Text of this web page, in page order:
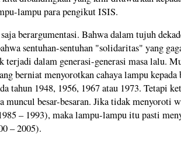
lampu para pengikut ISIS.
berargumentasi. Bahwa dalam tujuh
sentuhan-sentuhan "solidaritas" yang
terjadi dalam generasi-generasi masa lalu.
berniat menyorotkan cahaya lampu
tahun 1948, 1956, 1967 atau 1973. Tetapi
muncul besar-besaran. Jika tidak menyoroti
– 1993), maka lampu-lampu itu pasti
– 2005).